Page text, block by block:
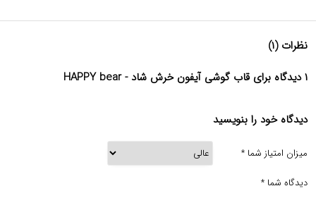
نظرات (۱)
۱ دیدگاه برای قاب گوشی آیفون خرش شاد - HAPPY bear
دیدگاه خود را بنویسید
میزان امتیاز شما *
دیدگاه شما *